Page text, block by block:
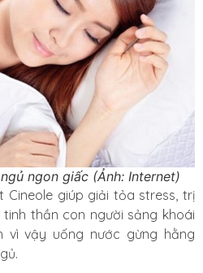
ngon giấc (Ảnh: Internet)
Cineole giúp giải tỏa stress, trị
thần con người sảng khoái
vì vậy uống nước gừng hằng